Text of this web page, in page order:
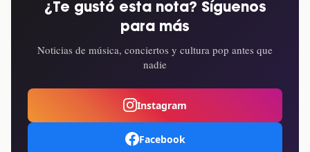
¿Te gustó esta nota? Síguenos
para más
Noticias de música, conciertos y cultura pop antes que
nadie
Instagram
Facebook